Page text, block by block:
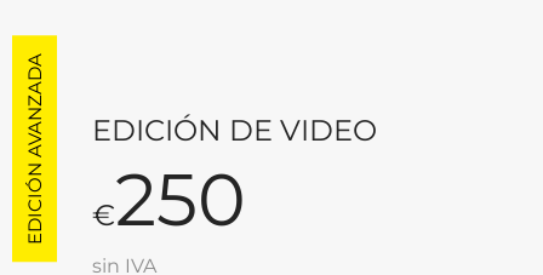
EDICIÓN AVANZADA EDICIÓN DE VIDEO
€250
sin IVA